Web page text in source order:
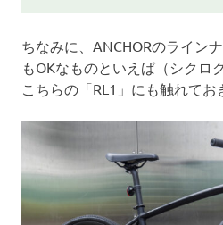
ちなみに、ANCHORのライン
もOKなものといえば（シクロ
こちらの「RL1」にも触れてお